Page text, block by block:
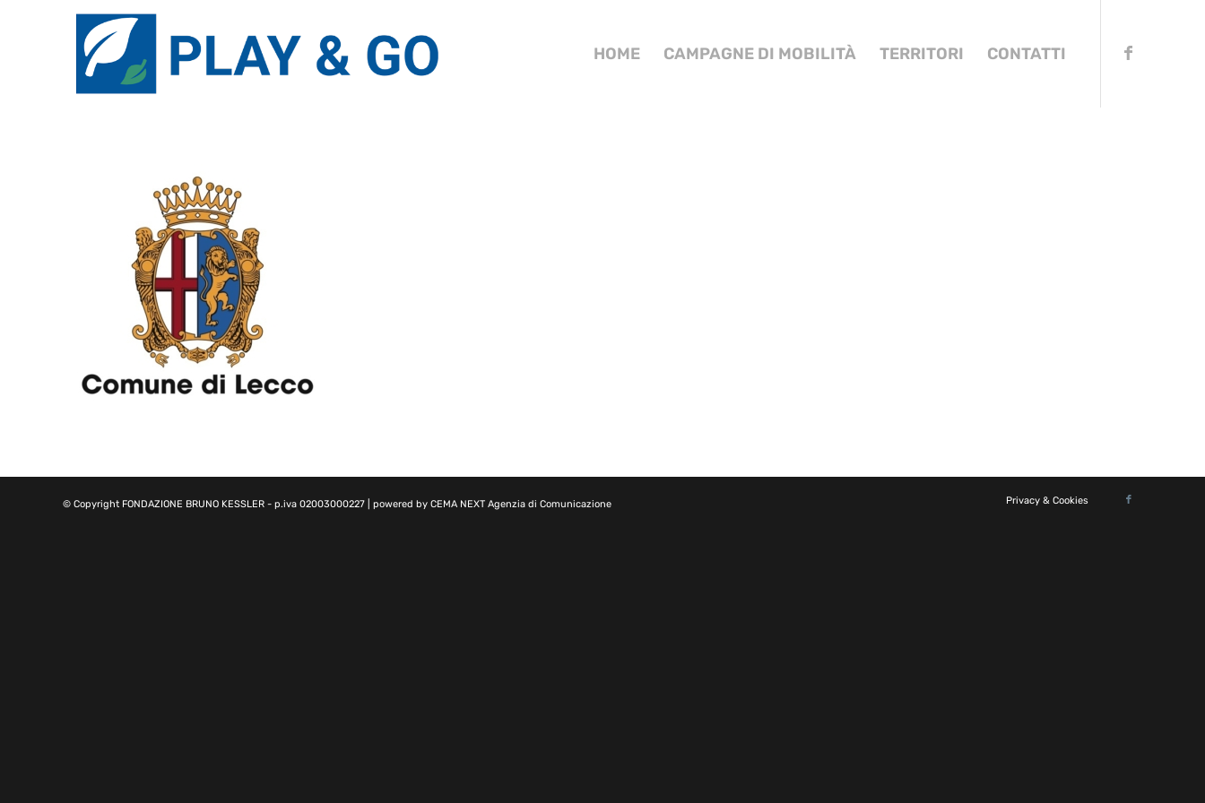
HOME CAMPAGNE DI MOBILITÀ TERRITORI CONTATTI
© Copyright FONDAZIONE BRUNO KESSLER - p.iva 02003000227 | powered byCEMA NEXT Agenzia di Comunicazione Privacy & Cookies